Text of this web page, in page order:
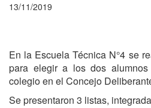
13/11/2019
En la Escuela Técnica N°4 se
para elegir a los dos
colegio en el Concejo
Se presentaron 3 listas,